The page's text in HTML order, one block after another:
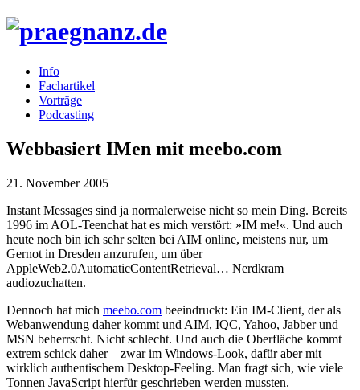
Info
Fachartikel
Vorträge
Podcasting
Webbasiert IMen mit meebo.com
21. November 2005
Instant Messages sind ja normalerweise nicht so mein Ding. Bereits
1996 im AOL-Teenchat hat es mich verstört: »IM me!«. Und auch
heute noch bin ich sehr selten bei AIM online, meistens nur, um
Gernot in Dresden anzurufen, um über
AppleWeb2.0AutomaticContentRetrieval… Nerdkram
audiozuchatten.
Dennoch hat mich meebo.com beeindruckt: Ein IM-Client, der als
Webanwendung daher kommt und AIM, IQC, Yahoo, Jabber und
MSN beherrscht. Nicht schlecht. Und auch die Oberfläche kommt
extrem schick daher – zwar im Windows-Look, dafür aber mit
wirklich authentischem Desktop-Feeling. Man fragt sich, wie viele
Tonnen JavaScript hierfür geschrieben werden mussten.